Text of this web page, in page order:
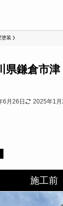
塗装
県鎌倉市
6月26日 2025年1月
施工前